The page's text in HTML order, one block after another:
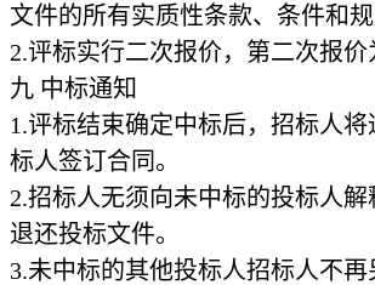
文件的所有实质性条款、条件和规
2.评标实行二次报价，第二次报价
九 中标通知
1.评标结束确定中标后，招标人将
标人签订合同。
2.招标人无须向未中标的投标人解
退还投标文件。
3.未中标的其他投标人招标人不再